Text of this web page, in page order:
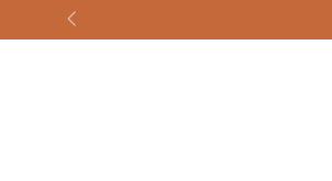
ZUM INHALT
SPRINGEN